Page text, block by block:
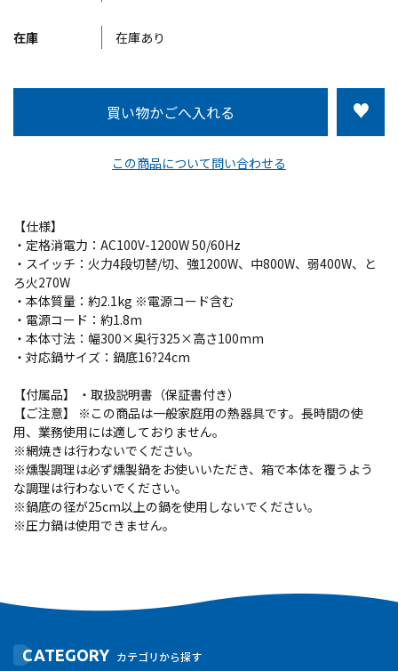
在庫 在庫あり
この商品について問い合わせる
【仕様】
・定格消電力：AC100V-1200W 50/60Hz
・スイッチ：火力4段切替/切、強1200W、中800W、弱400W、と
ろ火270W
・本体質量：約2.1kg ※電源コード含む
・電源コード：約1.8m
・本体寸法：幅300×奥行325×高さ100mm
・対応鍋サイズ：鍋底16?24cm
【付属品】 ・取扱説明書（保証書付き）
【ご注意】 ※この商品は一般家庭用の熱器具です。長時間の使
用、業務使用には適しておりません。
※網焼きは行わないでください。
※燻製調理は必ず燻製鍋をお使いいただき、箱で本体を覆うよう
な調理は行わないでください。
※鍋底の径が25cm以上の鍋を使用しないでください。
※圧力鍋は使用できません。
CATEGORY カテゴリから探す